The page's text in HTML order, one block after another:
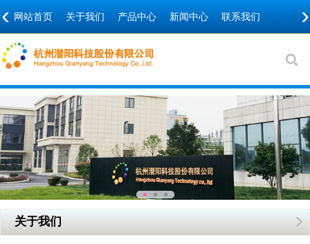
网站首页 关于我们 产品中心 新闻中心 联系我们
‹ ›
关于我们